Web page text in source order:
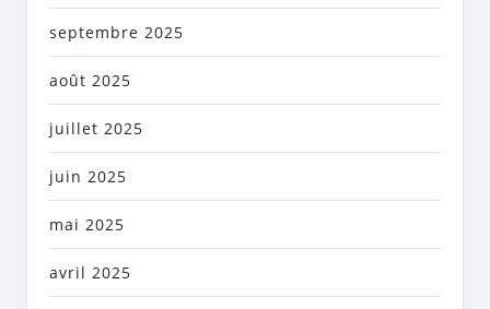
septembre 2025
août 2025
juillet 2025
juin 2025
mai 2025
avril 2025